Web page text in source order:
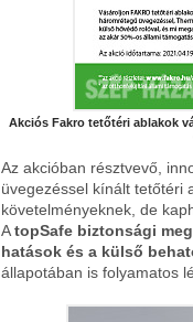
Akciós Fakro tetőtéri ablakok
Az akcióban résztvevő,
üvegezéssel kínált tetőtéri
követelményeknek, de
AtopSafe biztonsági
hatások és a külső
állapotában is folyamatos